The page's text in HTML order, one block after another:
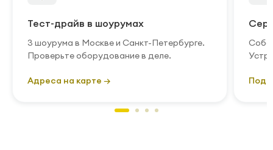
Тест-драйв в шоурумах
3 шоурума в Москве и Санкт-Петербурге.
Проверьте оборудование в деле.
Адреса на карте →